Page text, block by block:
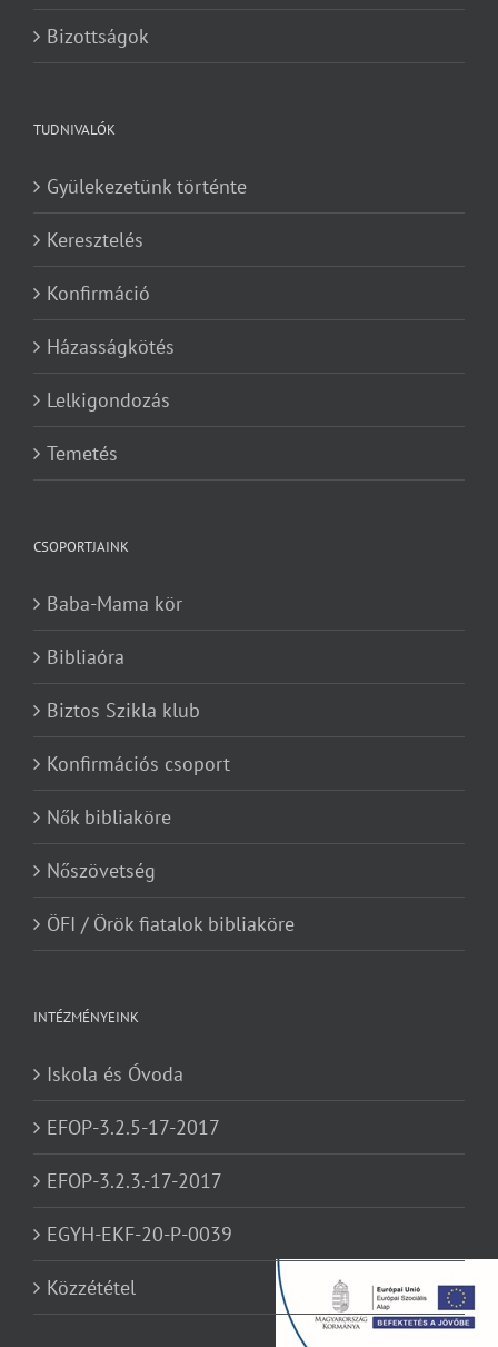
Bizottságok
TUDNIVALÓK
Gyülekezetünk történte
Keresztelés
Konfirmáció
Házasságkötés
Lelkigondozás
Temetés
CSOPORTJAINK
Baba-Mama kör
Bibliaóra
Biztos Szikla klub
Konfirmációs csoport
Nők bibliaköre
Nőszövetség
ÖFI / Örök fiatalok bibliaköre
INTÉZMÉNYEINK
Iskola és Óvoda
EFOP-3.2.5-17-2017
EFOP-3.2.3.-17-2017
EGYH-EKF-20-P-0039
Közzététel